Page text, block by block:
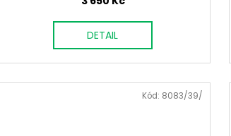
DETAIL
Kód: 8083/39/